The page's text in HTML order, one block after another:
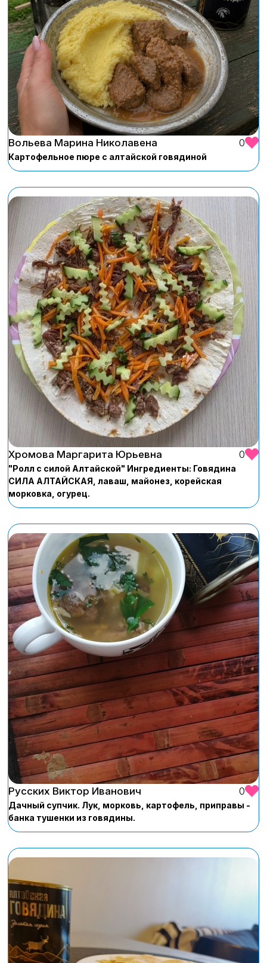
Вольева Марина Николавена 0
Картофельное пюре с алтайской говядиной
Хромова Маргарита Юрьевна 0
"Ролл с силой Алтайской" Ингредиенты: Говядина
СИЛА АЛТАЙСКАЯ, лаваш, майонез, корейская
морковка, огурец.
Русских Виктор Иванович 0
Дачный супчик. Лук, морковь, картофель, приправы -
банка тушенки из говядины.